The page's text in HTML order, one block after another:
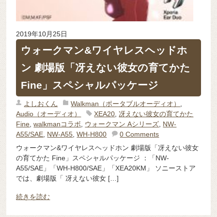
2019年10月25日
ウォークマン&ワイヤレスヘッドホ
ン 劇場版「冴えない彼女の育てかた
Fine」スペシャルパッケージ
よしおくん Walkman（ポータブルオーディオ）
Audio（オーディオ）
XEA20 ,冴えない彼女の育てかた
Fine ,walkmanコラボ ウォークマン Aシリーズ NW-
A55/SAE NW-A55 ,WH-H800
0 Comments
ウォークマン&ワイヤレスヘッドホン 劇場版「冴えない彼女
の育てかた Fine」スペシャルパッケージ ：「NW-
A55/SAE」「WH-H800/SAE」「XEA20KM」 ソニーストア
では、劇場版「 冴えない彼女 […]
続きを読む